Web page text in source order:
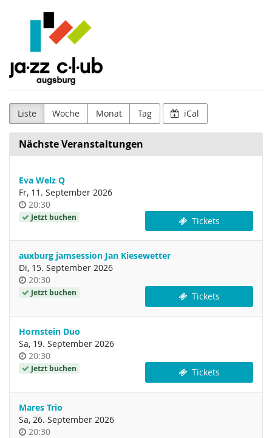
Haupt-
Jazzclub
Augsburg
e.V.
Liste Woche Monat Tag iCal
Nächste Veranstaltungen
Eva Welz Q
Fr, 11. September 2026
Uhrzeit
20:30
Jetzt buchen Tickets
auxburg jamsession Jan Kiesewetter
Di, 15. September 2026
Uhrzeit
20:30
Jetzt buchen Tickets
Hornstein Duo
Sa, 19. September 2026
Uhrzeit
20:30
Jetzt buchen Tickets
Mares Trio
Sa, 26. September 2026
Uhrzeit
20:30